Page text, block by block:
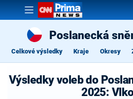
Poslanecká
Celkové výsledky Kraje Okresy
Výsledky voleb do
2025: